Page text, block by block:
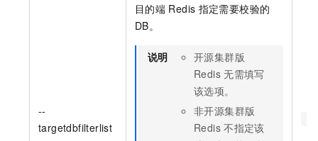
--
targetdbfilterlist
目的端 Redis 指定需要校验的
DB。
说明
开源集群版
Redis 无需填写
该选项。
非开源集群版
Redis 不指定该